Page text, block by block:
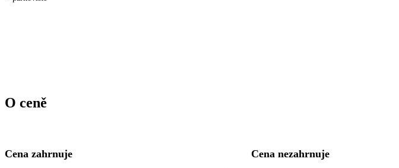
O ceně
Cena zahrnuje Cena nezahrnuje